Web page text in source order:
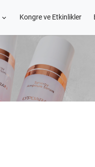
Kongre ve Etkinlikler